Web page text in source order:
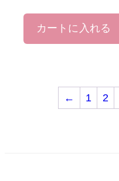
カートに入れる
← 1 2